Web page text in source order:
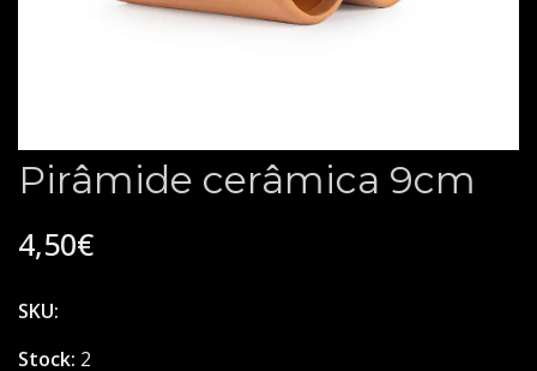
Pirâmide cerâmica 9cm
4,50€
SKU:
Stock: 2